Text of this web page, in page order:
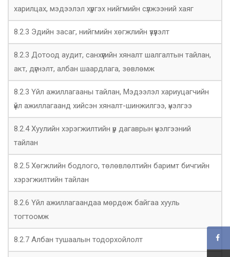
харилцах, мэдээлэл хүргэх нийгмийн сүлжээний хаяг
8.2.3 Эдийн засаг, нийгмийн хөгжлийн үзүүлэлт
8.2.3 Дотоод аудит, санхүүгийн хяналт шалгалтын тайлан,
акт, дүгнэлт, албан шаардлага, зөвлөмж
8.2.3 Үйл ажиллагааны тайлан, Мэдээлэл хариуцагчийн
үйл ажиллагаанд хийсэн хяналт-шинжилгээ, үнэлгээ
8.2.4 Хуулийн хэрэгжилтийн үр дагаврын үнэлгээний
тайлан
8.2.5 Хөгжлийн бодлого, төлөвлөлтийн баримт бичгийн
хэрэгжилтийн тайлан
8.2.6 Үйл ажиллагаандаа мөрдөж байгаа хууль
тогтоомж
8.2.7 Албан тушаалын тодорхойлолт